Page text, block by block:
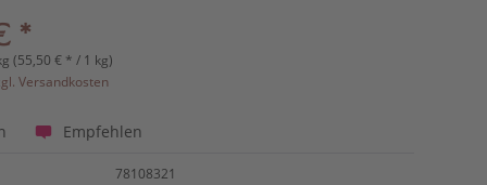
*
(55,50 € * / 1 kg)
Versandkosten
Empfehlen
78108321